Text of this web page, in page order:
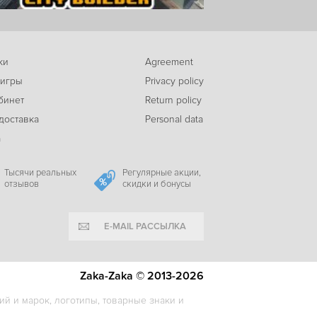
Kerbal Space Program
456c
-38%
Kerbal Space Program 2 (Steam) 3099c
165
-64%
Agreement
Privacy policy
Return policy
Personal data
Тысячи реальных
отзывов
Регулярные акции,
скидки и бонусы
E-MAIL РАССЫЛКА
и марок, логотипы, товарные знаки и
Zaka-Zaka © 2013-2026